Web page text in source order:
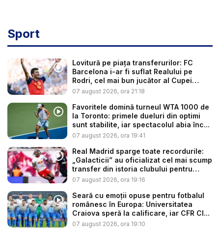
Sport
Lovitură pe piața transferurilor: FC
Barcelona i-ar fi suflat Realului pe
Rodri, cel mai bun jucător al Cupei
Mon...
07 august 2026, ora 21:18
Favoritele domină turneul WTA 1000 de
la Toronto: primele dueluri din optimi
sunt stabilite, iar spectacolul abia înc...
07 august 2026, ora 19:41
Real Madrid sparge toate recordurile:
„Galacticii” au oficializat cel mai scump
transfer din istoria clubului pentru
sup...
07 august 2026, ora 19:16
Seară cu emoții opuse pentru fotbalul
românesc în Europa: Universitatea
Craiova speră la calificare, iar CFR Cl...
07 august 2026, ora 19:10